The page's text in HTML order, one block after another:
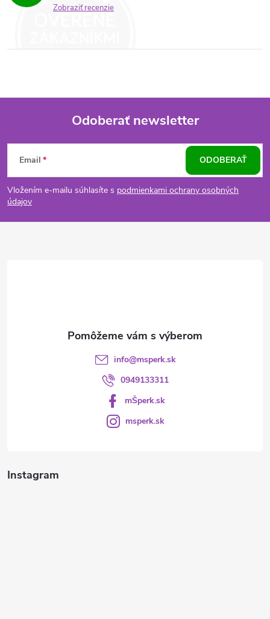
Zobraziť recenzie
Z
á
p
Odoberať newsletter
Email
Vložením e-mailu súhlasíte s podmienkami ochrany osobných
údajov
ODOBERAŤ
Instagram
info@msperk.sk
0949133311
mŠperk.sk
msperk.sk